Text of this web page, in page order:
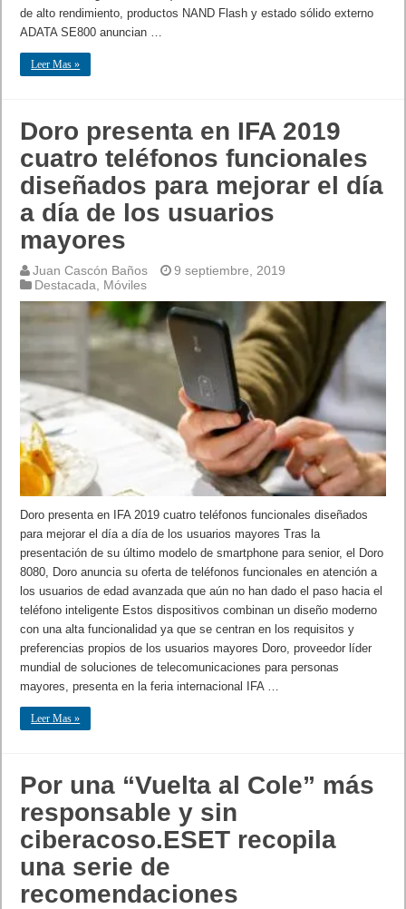
de alto rendimiento, productos NAND Flash y estado sólido externo
ADATA SE800 anuncian …
Leer Mas »
Doro presenta en IFA 2019
cuatro teléfonos funcionales
diseñados para mejorar el día
a día de los usuarios
mayores
Juan Cascón Baños
9 septiembre, 2019
Destacada
Móviles
Doro presenta en IFA 2019 cuatro teléfonos funcionales diseñados
para mejorar el día a día de los usuarios mayores Tras la
presentación de su último modelo de smartphone para senior, el Doro
8080, Doro anuncia su oferta de teléfonos funcionales en atención a
los usuarios de edad avanzada que aún no han dado el paso hacia el
teléfono inteligente Estos dispositivos combinan un diseño moderno
con una alta funcionalidad ya que se centran en los requisitos y
preferencias propios de los usuarios mayores Doro, proveedor líder
mundial de soluciones de telecomunicaciones para personas
mayores, presenta en la feria internacional IFA …
Leer Mas »
Por una “Vuelta al Cole” más
responsable y sin
ciberacoso.ESET recopila
una serie de
recomendaciones